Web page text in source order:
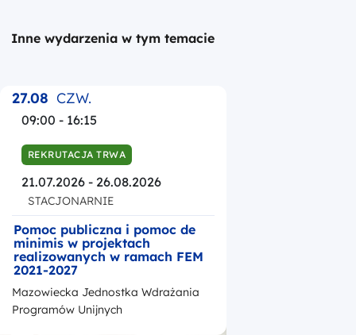
Inne wydarzenia w tym temacie
27.08 CZW.
09:00 - 16:15
REKRUTACJA TRWA
21.07.2026 - 26.08.2026
STACJONARNIE
Pomoc publiczna i pomoc de
minimis w projektach
realizowanych w ramach FEM
2021-2027
Mazowiecka Jednostka Wdrażania
Programów Unijnych